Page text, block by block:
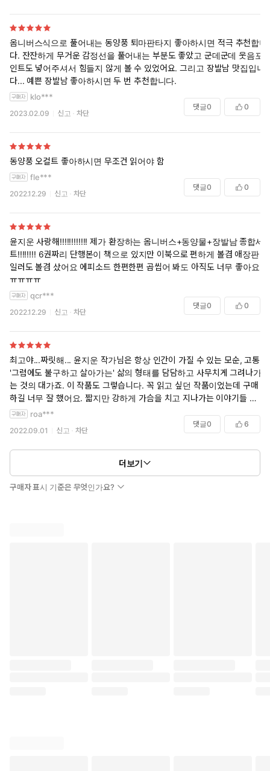
옴니버스식으로 풀어내는 동양풍 퇴마판타지 좋아하시면 적극 추천합니
다. 잔잔하게 무거운 감정선을 풀어내는 부분도 좋았고 군데군데 웃음포
인트도 넣어주셔서 힘들지 않게 볼 수 있었어요. 그리고 장발남 맛집입니
다... 예쁜 장발남 좋아하시면 두 번 추천합니다.
klo***
2023.02.09 신고 차단
댓글0 0
동양풍 오컬트 좋아하시면 무조건 읽어야 함
fle***
2022.12.29 신고 차단
댓글0 0
윤지운 사랑해!!!!!!!!!!!! 제가 환장하는 옴니버스+동양물+장발남 종합세
트!!!!!!!! 6권짜리 단행본이 책으로 있지만 이북으로 편하게 볼겸 애장판
일러도 볼겸 샀어요 에피소드 한편한편 곱씹어 봐도 아직도 너무 좋아요
ㅠㅠㅠㅠ
qcr***
2022.12.29 신고 차단
댓글0 0
최고야...짜릿해... 윤지운 작가님은 항상 인간이 가질 수 있는 모순, 고통,
'그럼에도 불구하고 살아가는' 삶의 형태를 담담하고 사무치게 그려나가
는 것의 대가죠. 이 작품도 그렇습니다. 꼭 읽고 싶던 작품이었는데 구매
하길 너무 잘 했어요. 짧지만 강하게 가슴을 치고 지나가는 이야기들 이번
에도 잘 읽었습니다. 홀로 남아 나란히 걸을 백언과 호연의 여행이 어디선
가 계속되고 있기를, 그리고 작가님은 건강하고 행복하시길!
roa***
2022.09.01 신고 차단
댓글0 6
더보기
구매자 표시 기준은 무엇인가요?